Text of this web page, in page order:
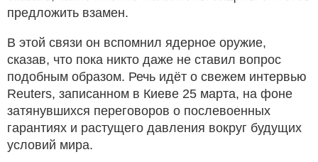
предложить взамен.
В этой связи он вспомнил ядерное оружие,
сказав, что пока никто даже не ставил вопрос
подобным образом. Речь идёт о свежем интервью
Reuters, записанном в Киеве 25 марта, на фоне
затянувшихся переговоров о послевоенных
гарантиях и растущего давления вокруг будущих
условий мира.